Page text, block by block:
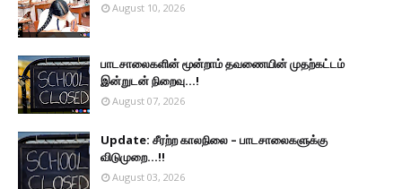
August 10, 2026
பாடசாலைகளின் மூன்றாம் தவணையின் முதற்கட்டம்
இன்றுடன் நிறைவு...!
August 07, 2026
Update: சீரற்ற காலநிலை – பாடசாலைகளுக்கு
விடுமுறை...!!
August 03, 2026